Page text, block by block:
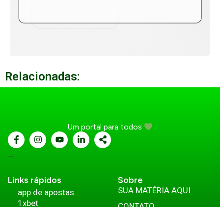
Relacionadas:
Um portal para todos
...
Links rápidos
app de apostas
1xbet
Sobre
SUA MATÉRIA AQUI